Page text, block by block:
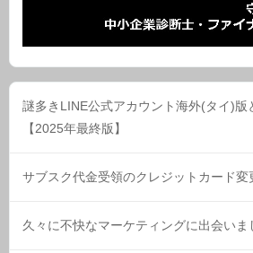
謎多きLINE公式アカウント海外(タイ)版
【2025年最終版】
サブスク代金受領のクレジットカード変
久々に不快なマーケティングに出会いま